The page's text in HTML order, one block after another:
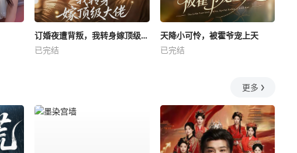
订婚夜遭背叛，我转身嫁顶级大佬
已完结
天降小可怜，被霍爷宠上天
已完结
更多